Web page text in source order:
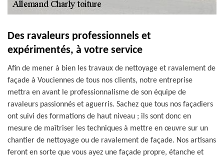
Des ravaleurs professionnels et
expérimentés, à votre service
Afin de mener à bien les travaux de nettoyage et ravalement de
façade à Vouciennes de tous nos clients, notre entreprise
mettra en avant le professionnalisme de son équipe de
ravaleurs passionnés et aguerris. Sachez que tous nos façadiers
ont suivi des formations de haut niveau ; ils sont donc en
mesure de maîtriser les techniques à mettre en œuvre sur un
chantier de nettoyage ou de ravalement de façade. Nos artisans
feront en sorte que vous ayez une façade propre, étanche et